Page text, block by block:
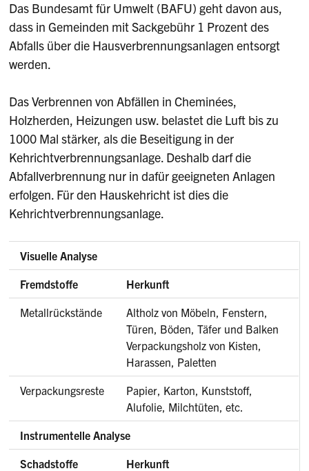
Das Bundesamt für Umwelt (BAFU) geht davon aus,
dass in Gemeinden mit Sackgebühr 1 Prozent des
Abfalls über die Hausverbrennungsanlagen entsorgt
werden.
Das Verbrennen von Abfällen in Cheminées,
Holzherden, Heizungen usw. belastet die Luft bis zu
1000 Mal stärker, als die Beseitigung in der
Kehrichtverbrennungsanlage. Deshalb darf die
Abfallverbrennung nur in dafür geeigneten Anlagen
erfolgen. Für den Hauskehricht ist dies die
Kehrichtverbrennungsanlage.
Visuelle Analyse
Fremdstoffe Herkunft
Metallrückstände
Altholz von Möbeln, Fenstern,
Türen, Böden, Täfer und Balken
Verpackungsholz von Kisten,
Harassen, Paletten
Verpackungsreste
Papier, Karton, Kunststoff,
Alufolie, Milchtüten, etc.
Instrumentelle Analyse
Schadstoffe Herkunft